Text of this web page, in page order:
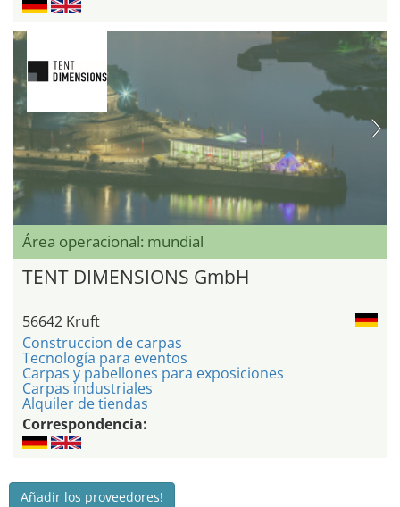
Área operacional: mundial
TENT DIMENSIONS GmbH
56642 Kruft
Construccion de carpas
Tecnología para eventos
Carpas y pabellones para exposiciones
Carpas industriales
Alquiler de tiendas
Correspondencia:
Añadir los proveedores!